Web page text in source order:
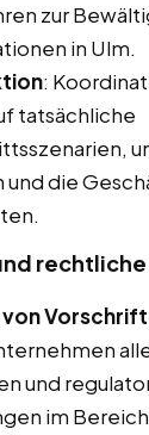
zur
in Ulm.
:
tatsächliche
und die
von
und
im